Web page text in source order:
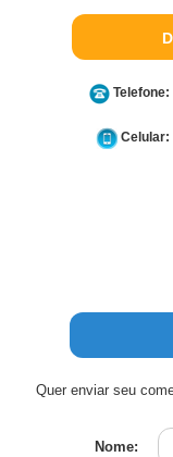
Telefone:
Celular:
Quer enviar seu
Nome: